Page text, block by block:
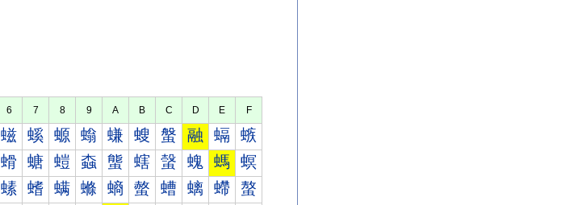
6 7 8 9 A B C D E F
螆 螇 螈 螉 螊 螋 螌 融 螎 螏
螖 螗 螘 螙 螚 螛 螜 螝 螞 螟
螦 螧 螨 螩 螪 螫 螬 螭 螮 螯